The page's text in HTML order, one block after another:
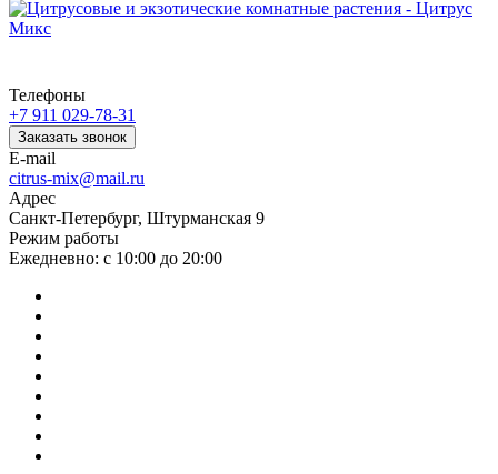
Телефоны
+7 911 029-78-31
Заказать звонок
E-mail
citrus-mix@mail.ru
Адрес
Санкт-Петербург, Штурманская 9
Режим работы
Ежедневно: с 10:00 до 20:00